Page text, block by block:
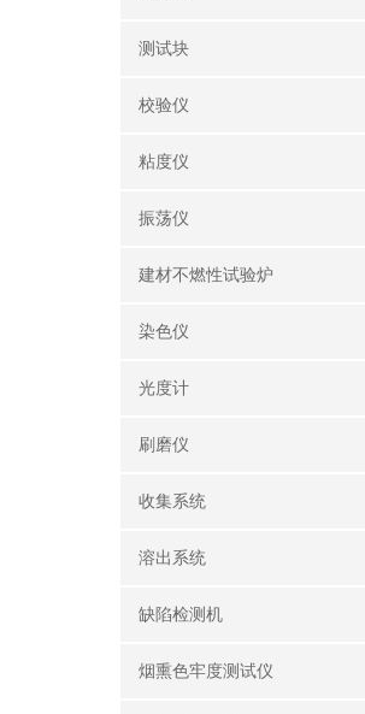
测试块
校验仪
粘度仪
振荡仪
建材不燃性试验炉
染色仪
光度计
刷磨仪
收集系统
溶出系统
缺陷检测机
烟熏色牢度测试仪